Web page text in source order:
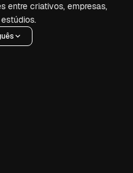
entre criativos, empresas,